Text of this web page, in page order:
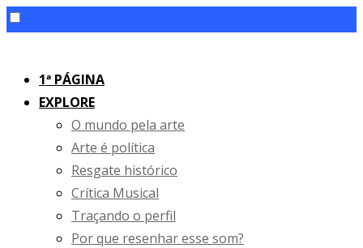
content1ª PÁGINA
EXPLORE
O mundo pela arte
Arte é política
Resgate histórico
Crítica Musical
Traçando o perfil
Por que resenhar esse som?